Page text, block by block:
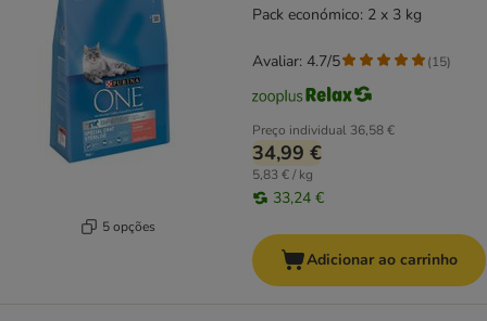
5 opções
Pack económico: 2 x 3 kg
Preço individual 36,58 €
34,99 €
5,83 € / kg
33,24 €
Avaliar: 4.7/5 (15)
Adicionar ao carrinho